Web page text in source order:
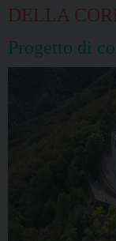
DELLA
Progetto di